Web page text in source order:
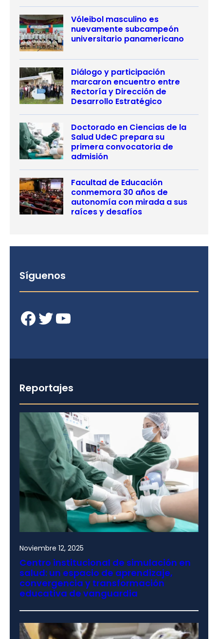
Vóleibol masculino es
nuevamente subcampeón
universitario panamericano
Diálogo y participación
marcaron encuentro entre
Rectoría y Dirección de
Desarrollo Estratégico
Doctorado en Ciencias de la
Salud UdeC prepara su
primera convocatoria de
admisión
Facultad de Educación
conmemora 30 años de
autonomía con mirada a sus
raíces y desafíos
Síguenos
Facebook Twitter YouTube
Reportajes
Noviembre 12, 2025
Centro institucional de simulación en
salud: un espacio de aprendizaje,
convergencia y transformación
educativa de vanguardia